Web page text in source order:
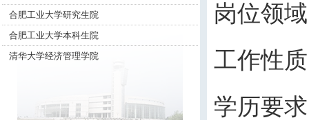
合肥工业大学研究生院
合肥工业大学本科生院
清华大学经济管理学院
岗位领
工作性
学历要